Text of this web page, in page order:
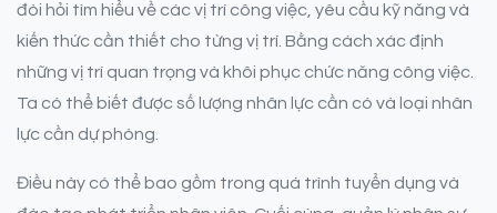
đòi hỏi tìm hiểu về các vị trí công việc, yêu cầu kỹ năng và
kiến thức cần thiết cho từng vị trí. Bằng cách xác định
những vị trí quan trọng và khôi phục chức năng công việc.
Ta có thể biết được số lượng nhân lực cần có và loại nhân
lực cần dự phòng.
Điều này có thể bao gồm trong quá trình tuyển dụng và